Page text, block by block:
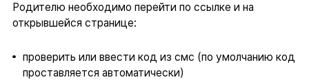
Родителю необходимо перейти по ссылке и на
открывшейся странице:
проверить или ввести код из смс (по умолчанию код
проставляется автоматически)